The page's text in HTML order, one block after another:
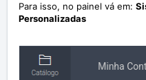
Para isso, no painel vá em:
Personalizadas